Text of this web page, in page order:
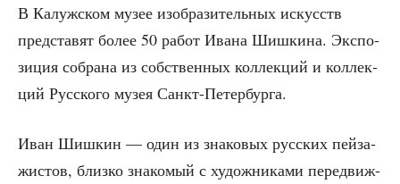
В Калуж­ском музее изоб­ра­зи­тель­ных искусств
пред­ста­вят более 50 работ Ива­на Шиш­ки­на. Экс­по­
зи­ция собра­на из соб­ствен­ных кол­лек­ций и кол­лек­
ций Рус­ско­го музея Санкт-Петербурга.
Иван Шиш­кин — один из зна­ко­вых рус­ских пей­за­
жи­стов, близ­ко зна­ко­мый с худож­ни­ка­ми пере­движ­